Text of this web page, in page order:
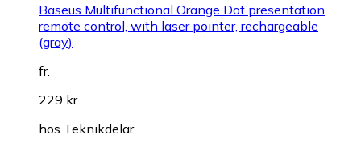
Baseus Multifunctional Orange Dot presentation
remote control, with laser pointer, rechargeable
(gray)
fr.
229 kr
hos Teknikdelar